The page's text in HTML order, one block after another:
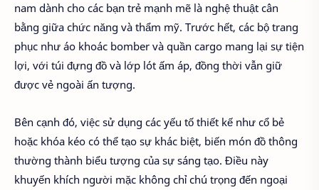
nam dành cho các bạn trẻ mạnh mẽ là nghệ thuật cân
bằng giữa chức năng và thẩm mỹ. Trước hết, các bộ trang
phục như áo khoác bomber và quần cargo mang lại sự tiện
lợi, với túi đựng đồ và lớp lót ấm áp, đồng thời vẫn giữ
được vẻ ngoài ấn tượng.
Bên cạnh đó, việc sử dụng các yếu tố thiết kế như cổ bẻ
hoặc khóa kéo có thể tạo sự khác biệt, biến món đồ thông
thường thành biểu tượng của sự sáng tạo. Điều này
khuyến khích người mặc không chỉ chú trọng đến ngoại